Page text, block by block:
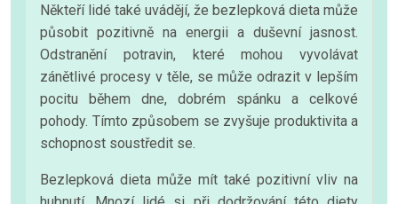
Někteří lidé také uvádějí, že bezlepková dieta může
působit pozitivně na energii a duševní jasnost.
Odstranění potravin, které mohou vyvolávat
zánětlivé procesy v těle, se může odrazit v lepším
pocitu během dne, dobrém spánku a celkové
pohody. Tímto způsobem se zvyšuje produktivita a
schopnost soustředit se.
Bezlepková dieta může mít také pozitivní vliv na